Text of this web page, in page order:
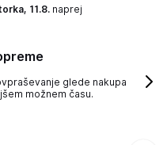
11.8. naprej
glede nakupa
možnem času.